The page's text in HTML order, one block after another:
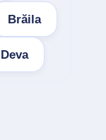
Brăila
Deva